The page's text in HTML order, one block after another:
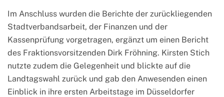
Im Anschluss wurden die Berichte der zurückliegenden
Stadtverbandsarbeit, der Finanzen und der
Kassenprüfung vorgetragen, ergänzt um einen Bericht
des Fraktionsvorsitzenden Dirk Fröhning. Kirsten Stich
nutzte zudem die Gelegenheit und blickte auf die
Landtagswahl zurück und gab den Anwesenden einen
Einblick in ihre ersten Arbeitstage im Düsseldorfer